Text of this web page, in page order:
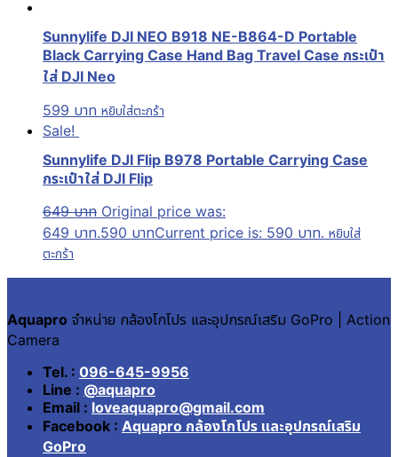
Sunnylife DJI NEO B918 NE-B864-D Portable
Black Carrying Case Hand Bag Travel Case กระเป๋า
ใส่ DJI Neo
599 บาท หยิบใส่ตะกร้า
Sale!
Sunnylife DJI Flip B978 Portable Carrying Case
กระเป๋าใส่ DJI Flip
649บาท Original price was:
649 บาท.590 บาทCurrent price is: 590 บาท. หยิบใส่
ตะกร้า
Aquapro จำหน่าย กล้องโกโปร และอุปกรณ์เสริม GoPro | Action
Camera
Tel. : 096-645-9956
Line : @aquapro
Email : loveaquapro@gmail.com
Facebook : Aquapro กล้องโกโปร และอุปกรณ์เสริม
GoPro